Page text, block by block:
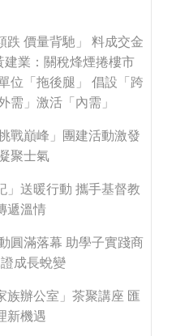
跌 價量背馳」 料成交金
業：關稅烽煙捲樓市
位「拖後腿」 倡設「跨
需」激活「內需」
戰巔峰」團建活動激發
聚士氣
」送暖行動 攜手基督教
遞溫情
圓滿落幕 助學子實踐商
成長蛻變
族辦公室」茶聚講座 匯
新機遇